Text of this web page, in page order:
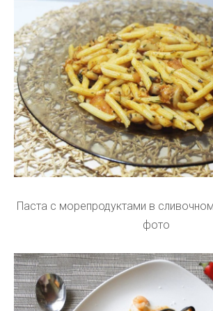
Паста с морепродуктами в
фото